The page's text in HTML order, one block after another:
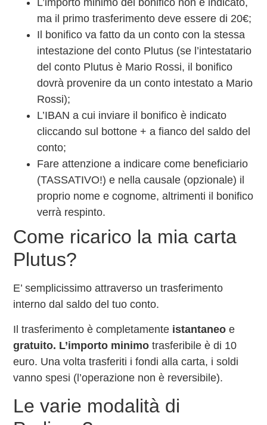
L’importo minimo del bonifico non è indicato,
ma il primo trasferimento deve essere di 20€;
Il bonifico va fatto da un conto con la stessa
intestazione del conto Plutus (se l’intestatario
del conto Plutus è Mario Rossi, il bonifico
dovrà provenire da un conto intestato a Mario
Rossi);
L’IBAN a cui inviare il bonifico è indicato
cliccando sul bottone + a fianco del saldo del
conto;
Fare attenzione a indicare come beneficiario
(TASSATIVO!) e nella causale (opzionale) il
proprio nome e cognome, altrimenti il bonifico
verrà respinto.
Come ricarico la mia carta
Plutus?
E’ semplicissimo attraverso un trasferimento
interno dal saldo del tuo conto.
Il trasferimento è completamente istantaneoe
gratuito. L’importo minimo trasferibile è di 10
euro. Una volta trasferiti i fondi alla carta, i soldi
vanno spesi (l’operazione non è reversibile).
Le varie modalità di